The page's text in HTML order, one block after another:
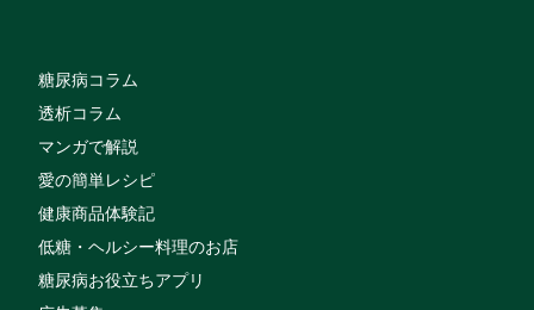
糖尿病コラム
透析コラム
マンガで解説
愛の簡単レシピ
健康商品体験記
低糖・ヘルシー料理のお店
糖尿病お役立ちアプリ